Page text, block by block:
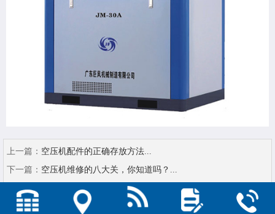
上一篇： 空压机配件的正确存放方法...
下一篇： 空压机维修的八大关，你知道吗？...